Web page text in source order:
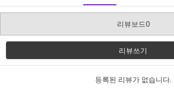
리뷰보드0
리뷰쓰기
등록된 리뷰가 없습니다.